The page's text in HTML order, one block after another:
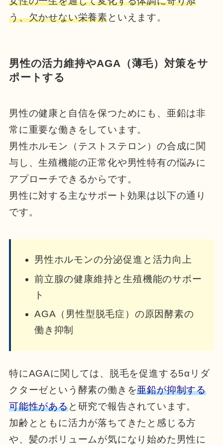
う、欠かせない栄養素といえます。
男性の活力維持やAGA（薄毛）対策をサ
ポートする
男性の健康と自信を保つためにも、亜鉛は非
常に重要な働きをしています。
男性ホルモン（テストステロン）の合成に関
与し、生殖機能の正常化や男性特有の悩みに
アプローチできるからです。
男性に対する主なサポート効果は以下の通り
です。
男性ホルモンの分泌促進と活力向上
前立腺の健康維持と生殖機能のサポー
ト
AGA（男性型脱毛症）の原因酵素の
働き抑制
特にAGAに関しては、脱毛を促進する5αリダ
クターゼという酵素の働きを亜鉛が抑制する
可能性があると研究で報告されています。
加齢とともに活力が落ちてきたと感じる方
や、髪のボリュームが気になり始めた男性に